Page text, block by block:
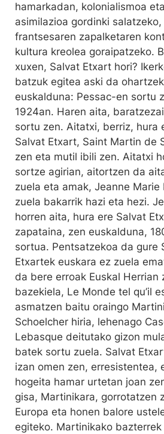
hamarkadan, kolonialismoa eta
asimilazioa gordinki
frantsesaren zapalketaren
kultura kreolea goraipatzeko.
xuxen, Salvat Etxart hori?
batzuk egitea aski da
euskalduna: Pessac-en sortu
1924an. Haren aita,
sortu zen. Aitatxi, berriz, hura
Salvat Etxart, Saint Martin de
zen eta mutil ibili zen. Aitatxi
sortze agirian, aitortzen da
zuela eta amak, Jeanne Marie
zuela bakarrik hazi eta hezi.
horren aita, hura ere Salvat
zapataina, zen euskalduna,
sortua. Pentsatzekoa da gure
Etxartek euskara ez zuela
da bere erroak Euskal Herrian
bazekiela, Le Monde tel qu’il
asmatzen baitu oraingo
Schoelcher hiria, lehenago
Lebasque deitutako gizon
batek sortu zuela. Salvat
izan omen zen, erresistentea,
hogeita hamar urtetan joan
gisa, Martinikara, gorrotatzen
Europa eta honen balore
egiteko. Martinikako bazterrek